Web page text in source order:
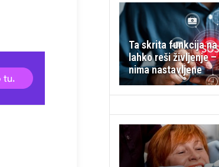
Ta skrita funkcija
lahko reši življenje
nima nastavljene